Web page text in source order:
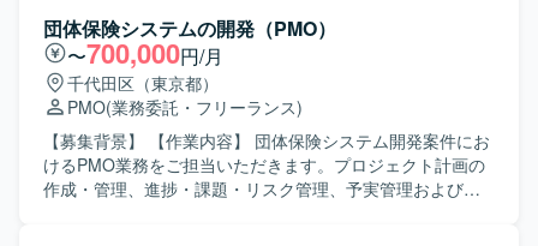
ける機会があります。 【開発環境】 AWS環境上での開発を
想定しており、Python（Lambda）やAPI Gateway、
RDS/Aurora、CloudFormationやCDKなどのIaCツールを利
用する構成です。
びテストまでを一貫して対応していただきます。REST API
の作成やコンテナ環境を用いた開発を行っていただきま
す。 【求める人物像】 与えられた機能設計から自走して詳
細設計と実装まで対応していただける方を求めておりま
す。途中で離脱せず、プロジェクト完了まで責任を持って
やり切っていただける方を歓迎いたします。 【ポジション
の魅力】 通信会社向けシステム開発において、Pythonやコ
ンテナ技術などの実践的な経験を積むことができます。詳
団体保険システムの開発（PMO）
〜700,000円/月
千代田区（東京都）
PMO(業務委託・フリーランス)
【募集背景】 【作業内容】 団体保険システム開発案件にお
けるPMO業務をご担当いただきます。プロジェクト計画の
作成・管理、進捗・課題・リスク管理、予実管理および報